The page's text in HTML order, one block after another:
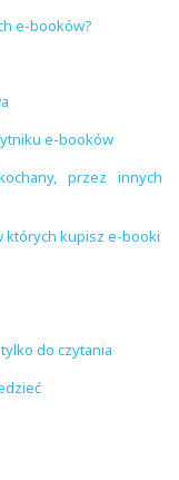
e-booków?
e-booków
przez innych
których kupisz e-booki
do czytania